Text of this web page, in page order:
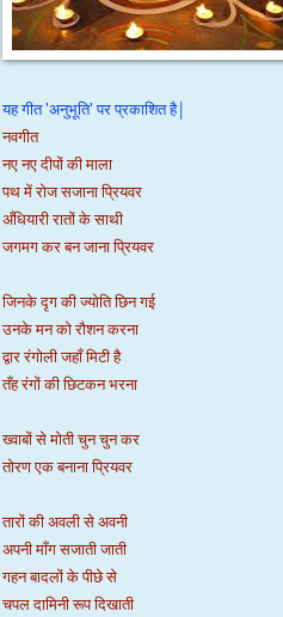
यह गीत 'अनुभूति' पर प्रकाशित है|
नवगीत
नए नए दीपों की माला
पथ में रोज सजाना प्रियवर
अँधियारी रातों के साथी
जगमग कर बन जाना प्रियवर
जिनके दृग की ज्योति छिन गई
उनके मन को रौशन करना
द्वार रंगोली जहाँ मिटी है
तँह रंगों की छिटकन भरना
ख्वाबों से मोती चुन चुन कर
तोरण एक बनाना प्रियवर
तारों की अवली से अवनी
अपनी माँग सजाती जाती
गहन बादलों के पीछे से
चपल दामिनी रूप दिखाती